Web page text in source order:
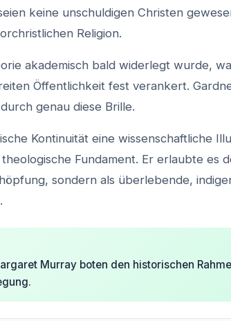
keine unschuldigen Christen
Religion.
akademisch bald widerlegt wurde,
Öffentlichkeit fest verankert.
genau diese Brille.
Kontinuität eine wissenschaftliche
theologische Fundament. Er erlaubte es
sondern als überlebende,
Murray boten den historischen